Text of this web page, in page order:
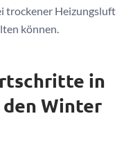
trockener Heizungsluft
können.
in
Winter